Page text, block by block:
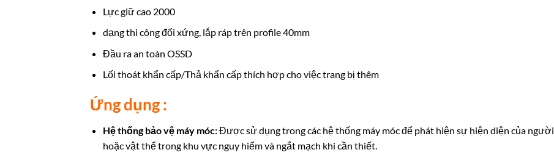
Lực giữ cao 2000
dạng thi công đối xứng, lắp ráp trên profile 40mm
Đầu ra an toàn OSSD
Lối thoát khẩn cấp/Thả khẩn cấp thích hợp cho việc trang bị thêm
Ứng dụng :
Hệ thống bảo vệ máy móc:Được sử dụng trong các hệ thống máy móc để phát hiện sự hiện diện của người
hoặc vật thể trong khu vực nguy hiểm và ngắt mạch khi cần thiết.